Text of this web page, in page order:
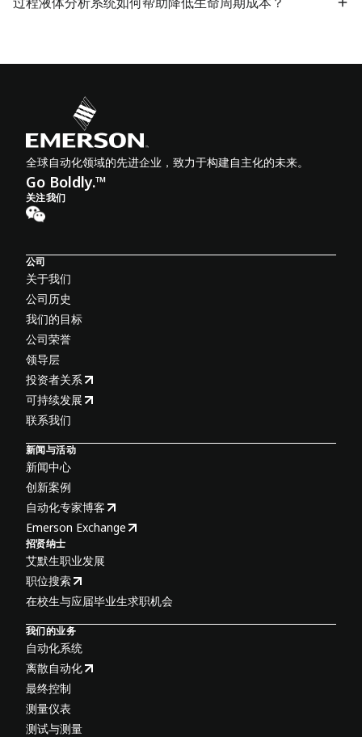
全球自动化领域的先进企业，致力于构建自主化的未来。
Go Boldly.™
关注我们
公司
关于我们
公司历史
我们的目标
公司荣誉
领导层
投资者关系
可持续发展
联系我们
新闻与活动
新闻中心
创新案例
自动化专家博客
Emerson Exchange
招贤纳士
艾默生职业发展
职位搜索
在校生与应届毕业生求职机会
我们的业务
自动化系统
离散自动化
最终控制
测量仪表
测试与测量